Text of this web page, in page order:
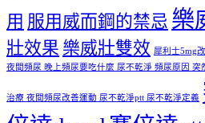
用 服用威而鋼的禁忌 樂
壯效果 樂威壯雙效 犀利士5mg
夜間頻尿 晚上頻尿要吃什麼 尿不乾淨 頻尿原因
治療 夜間頻尿改善運動 尿不乾淨ptt 尿不乾淨定義